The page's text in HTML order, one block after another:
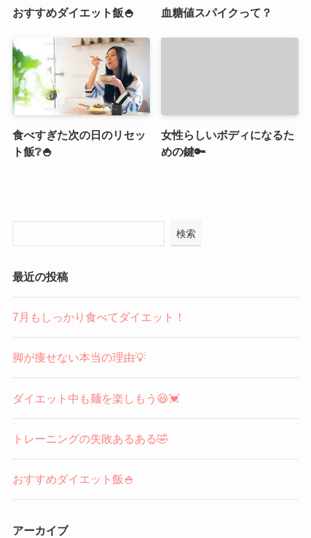
おすすめダイエット飯🍚 血糖値スパイクって？
食べすぎた次の日のリセッ
ト飯❔🍚
女性らしいボディになるた
めの鍵🔑
検索
最近の投稿
7月もしっかり食べてダイエット！
脚が痩せない本当の理由💡
ダイエット中も麺を楽しもう😆💓
トレーニングの失敗あるある🤣
おすすめダイエット飯🍚
アーカイブ